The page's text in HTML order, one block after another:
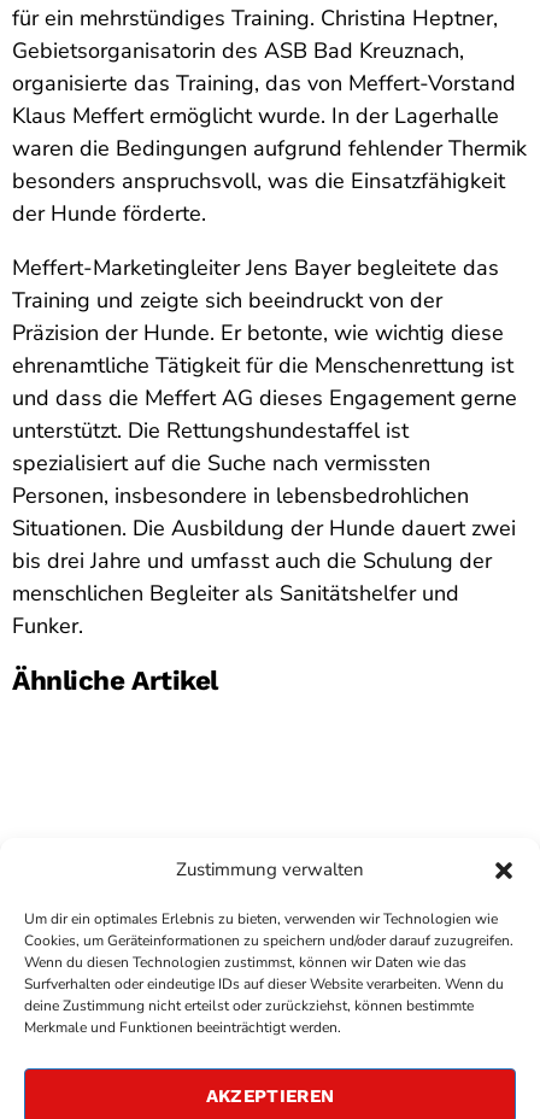
Zustimmung verwalten
Um dir ein optimales Erlebnis zu bieten, verwenden wir Technologien wie
Cookies, um Geräteinformationen zu speichern und/oder darauf zuzugreifen.
Wenn du diesen Technologien zustimmst, können wir Daten wie das
Surfverhalten oder eindeutige IDs auf dieser Website verarbeiten. Wenn du
deine Zustimmung nicht erteilst oder zurückziehst, können bestimmte
Merkmale und Funktionen beeinträchtigt werden.
AKZEPTIEREN
für ein mehrstündiges Training. Christina Heptner,
Gebietsorganisatorin des ASB Bad Kreuznach,
organisierte das Training, das von Meffert-Vorstand
Klaus Meffert ermöglicht wurde. In der Lagerhalle
waren die Bedingungen aufgrund fehlender Thermik
besonders anspruchsvoll, was die Einsatzfähigkeit
der Hunde förderte.
Meffert-Marketingleiter Jens Bayer begleitete das
Training und zeigte sich beeindruckt von der
Präzision der Hunde. Er betonte, wie wichtig diese
ehrenamtliche Tätigkeit für die Menschenrettung ist
und dass die Meffert AG dieses Engagement gerne
unterstützt. Die Rettungshundestaffel ist
spezialisiert auf die Suche nach vermissten
Personen, insbesondere in lebensbedrohlichen
Situationen. Die Ausbildung der Hunde dauert zwei
bis drei Jahre und umfasst auch die Schulung der
menschlichen Begleiter als Sanitätshelfer und
Funker.
Ähnliche Artikel
COPYRIGHTANTENNE BAD KREUZNACH